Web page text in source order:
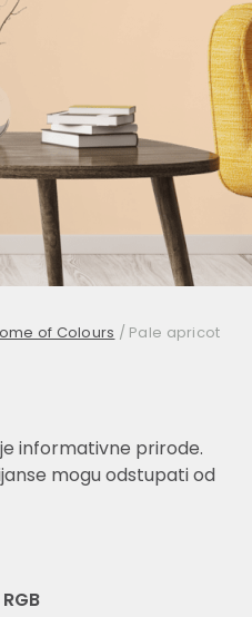
of Colours / Pale apricot
informativne prirode.
mogu odstupati od
RGB